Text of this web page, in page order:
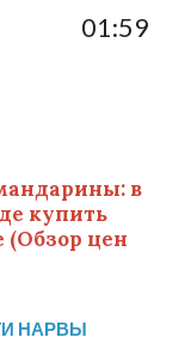
01:59
в
купить
(Обзор цен
НАРВЫ